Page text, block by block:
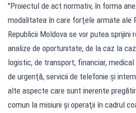
"Proiectul de act normativ, în forma
modalitatea în care forţele armate ale
Republicii Moldova se vor putea sprijini
analize de oportunitate, de la caz la
logistic, de transport, financiar,
de urgenţă, servicii de telefonie şi
alte aspecte care sunt inerente
comun la misiuni şi operaţii în cadrul